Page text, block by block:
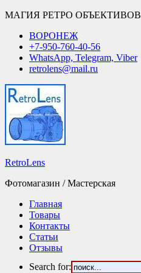
МАГИЯ РЕТРО ОБЪЕКТИВОВ
ВОРОНЕЖ
+7-950-760-40-56
WhatsApp, Telegram, Viber
retrolens@mail.ru
RetroLens
Фотомагазин / Мастерская
Главная
Товары
Контакты
Статьи
Отзывы
Search for: